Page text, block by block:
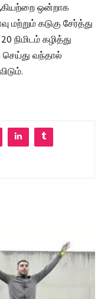
ஒன்றாக
கடுகு சேர்த்து
நிமிடம் கழித்து
வந்தால்